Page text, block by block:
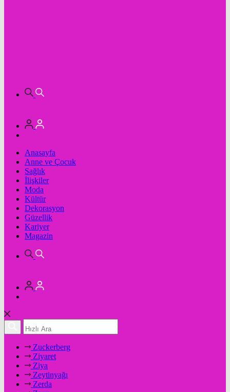
Anasayfa
Anne ve Çocuk
Sağlık
İlişkiler
Moda
Kültür
Dekorasyon
Güzellik
Kariyer
Magazin
Zuckerberg
Ziyaret
Ziya
Zeytinyağı
Zerda